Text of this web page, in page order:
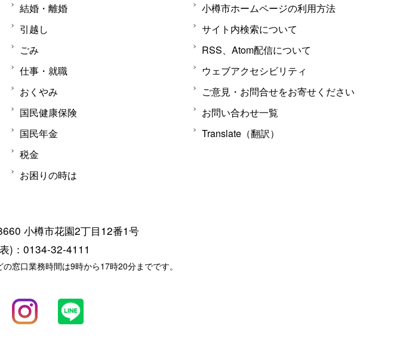
結婚・離婚
引越し
ごみ
仕事・就職
おくやみ
国民健康保険
国民年金
税金
お困りの時は
小樽市ホームページの利用方法
サイト内検索について
RSS、Atom配信について
ウェブアクセシビリティ
ご意見・お問合せをお寄せください
お問い合わせ一覧
Translate（翻訳）
小樽市花園2丁目12番1号
)：0134-32-4111
窓口業務時間は9時から17時20分までです。